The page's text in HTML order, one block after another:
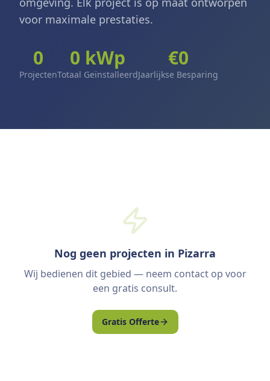
voor maximale prestaties.
0
Projecten
0 kWp
Totaal Geïnstalleerd
€0
Jaarlijkse Besparing
Nog geen projecten in Pizarra
Wij bedienen dit gebied — neem contact op voor
een gratis consult.
Gratis Offerte